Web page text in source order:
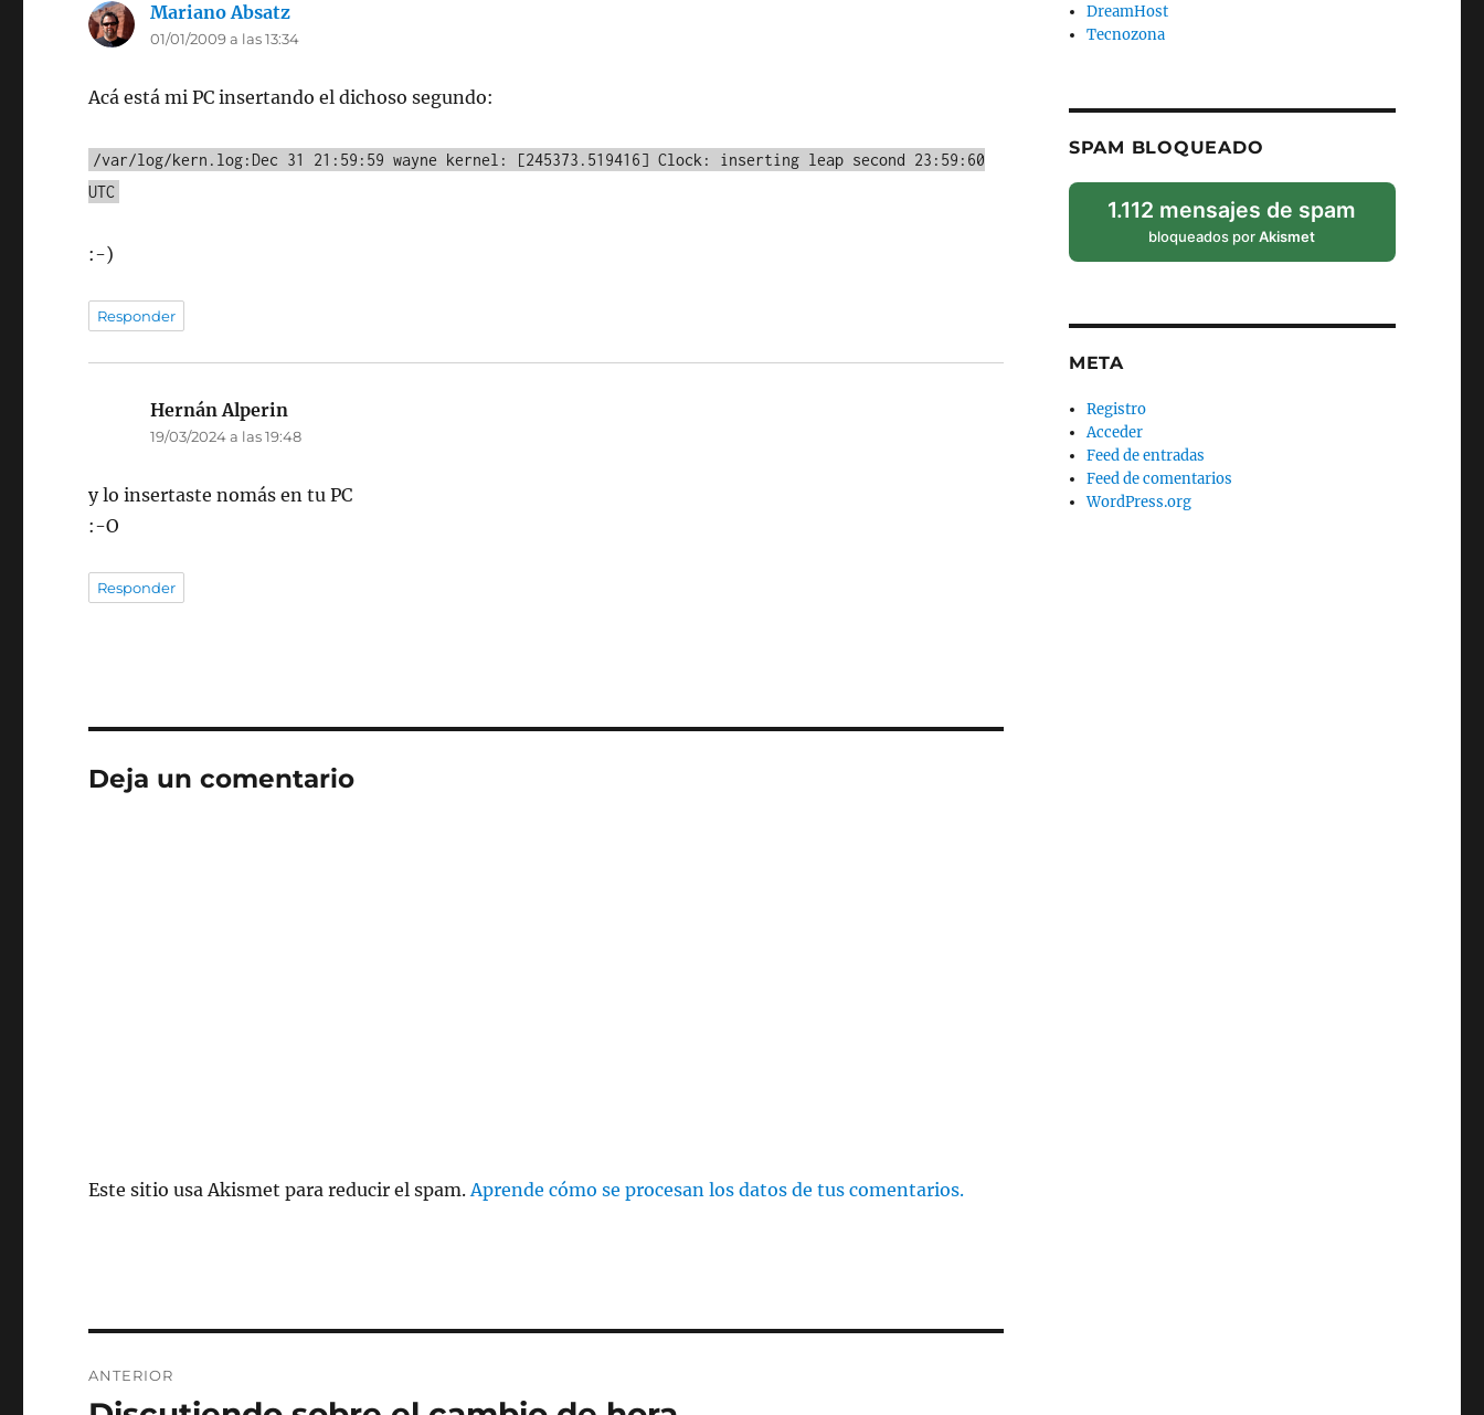
Mariano Absatz
01/01/2009 a las 13:34
Acá está mi PC insertando el dichoso segundo:
/var/log/kern.log:Dec 31 21:59:59 wayne kernel: [245373.519416] Clock: inserting leap second 23:59:60
UTC
:-)
Responder
Hernán Alperin
19/03/2024 a las 19:48
y lo insertaste nomás en tu PC
:-O
Responder
Deja un comentario
Este sitio usa Akismet para reducir el spam.Aprende cómo se procesan los datos de tus comentarios.
de
ANTERIOR
Entrada
DreamHost
Tecnozona
SPAM BLOQUEADO
1.112 mensajes de spam
bloqueados porAkismet
META
Registro
Acceder
Feed de entradas
Feed de comentarios
WordPress.org